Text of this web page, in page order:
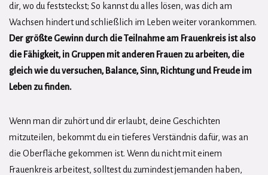
dir, wo du feststeckst; So kannst du alles lösen, was dich am
Wachsen hindert und schließlich im Leben weiter vorankommen.
Der größte Gewinn durch die Teilnahme am Frauenkreis ist also
die Fähigkeit, in Gruppen mit anderen Frauen zu arbeiten, die
gleich wie du versuchen, Balance, Sinn, Richtung und Freude im
Leben zu finden.
Wenn man dir zuhört und dir erlaubt, deine Geschichten
mitzuteilen, bekommt du ein tieferes Verständnis dafür, was an
die Oberfläche gekommen ist. Wenn du nicht mit einem
Frauenkreis arbeitest, solltest du zumindest jemanden haben,